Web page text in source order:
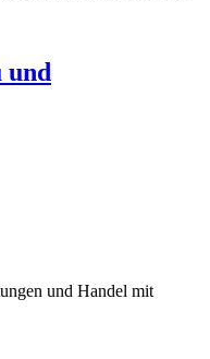
und
und Handel mit